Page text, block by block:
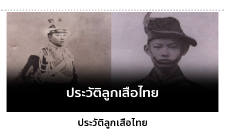
ประวัติลูกเสือไทย